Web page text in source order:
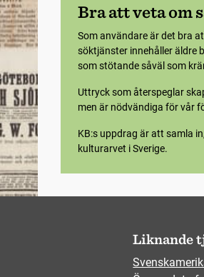
Bra att veta om
Som användare är det bra
söktjänster innehåller äldre
som stötande såväl som
Uttryck som återspeglar
men är nödvändiga för vår
KB:s uppdrag är att samla
kulturarvet i Sverige.
Liknande